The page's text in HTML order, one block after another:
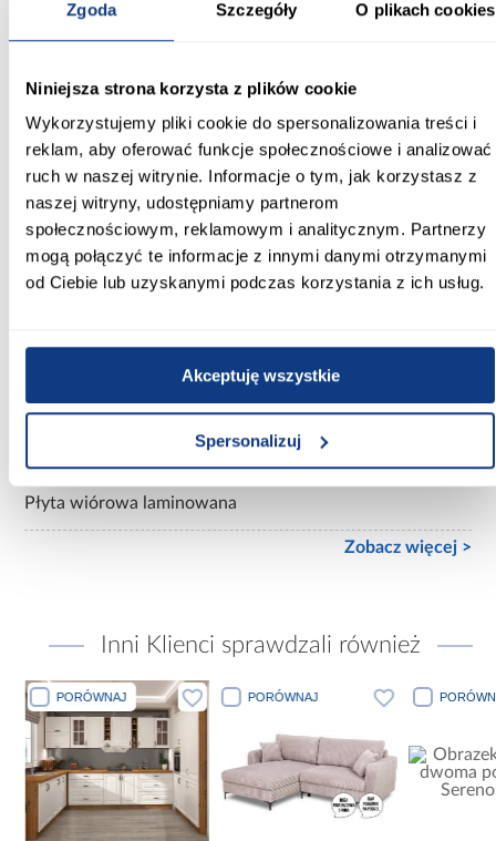
Zgoda Szczegóły O plikach cookies
Niniejsza strona korzysta z plików cookie
Wykorzystujemy pliki cookie do spersonalizowania treści i
reklam, aby oferować funkcje społecznościowe i analizować
ruch w naszej witrynie. Informacje o tym, jak korzystasz z
naszej witryny, udostępniamy partnerom
społecznościowym, reklamowym i analitycznym. Partnerzy
mogą połączyć te informacje z innymi danymi otrzymanymi
od Ciebie lub uzyskanymi podczas korzystania z ich usług.
Akceptuję wszystkie
Spersonalizuj
Wybarwienie:
biały
Kolor korpusu:
biały
Wykończenie frontów:
mat
Konstrukcja frontów:
Płyta wiórowa laminowana
Zobacz więcej >
Inni Klienci sprawdzali również
PORÓWNAJ PORÓWNAJ